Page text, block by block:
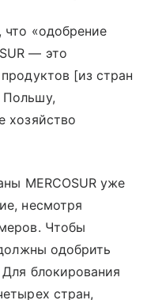
что «одобрение
— это
[из стран
Польшу,
хозяйство
MERCOSUR уже
несмотря
Чтобы
одобрить
блокирования
стран,